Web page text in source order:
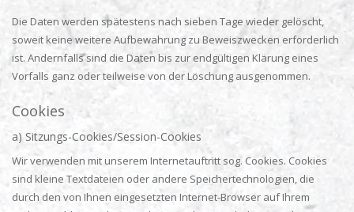
Die Daten werden spätestens nach sieben Tage wieder gelöscht,
soweit keine weitere Aufbewahrung zu Beweiszwecken erforderlich
ist. Andernfalls sind die Daten bis zur endgültigen Klärung eines
Vorfalls ganz oder teilweise von der Löschung ausgenommen.
Cookies
a) Sitzungs-Cookies/Session-Cookies
Wir verwenden mit unserem Internetauftritt sog. Cookies. Cookies
sind kleine Textdateien oder andere Speichertechnologien, die
durch den von Ihnen eingesetzten Internet-Browser auf Ihrem